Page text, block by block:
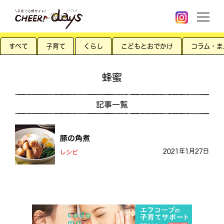
すべて 子育て くらし こどもとおでかけ コラム・
蜂蜜
記事一覧
豚の角煮
レシピ 2021年1月27日